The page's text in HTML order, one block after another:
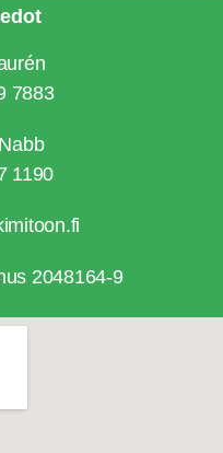
7883
1190
2048164-9